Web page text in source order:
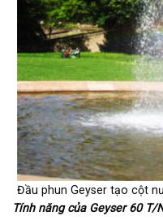
Đầu phun Geyser tạo cột
Tính năng của Geyser 60 T/